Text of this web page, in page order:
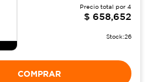
Precio total por 4
$ 658,652
Stock:26
COMPRAR